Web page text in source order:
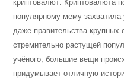
популярному мему
даже правительства крупных
стремительно растущей
учёного, большие вещи
придумывает отличную